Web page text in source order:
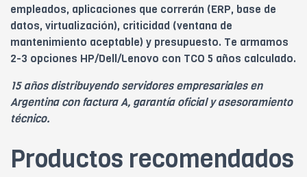
empleados, aplicaciones que correrán (ERP, base de
datos, virtualización), criticidad (ventana de
mantenimiento aceptable) y presupuesto. Te armamos
2-3 opciones HP/Dell/Lenovo con TCO 5 años calculado.
15 años distribuyendo servidores empresariales en
Argentina con factura A, garantía oficial y asesoramiento
técnico.
Productos recomendados